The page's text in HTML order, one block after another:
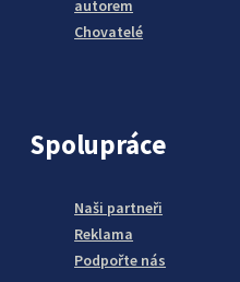
autorem
Chovatelé
Spolupráce
Naši partneři
Reklama
Podpořte nás